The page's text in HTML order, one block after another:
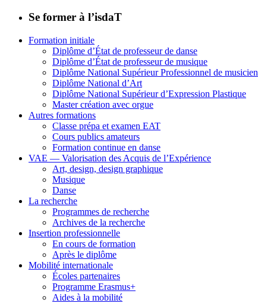
Se former à l’isdaT
Formation initiale
Diplôme d’État de professeur de danse
Diplôme d’État de professeur de musique
Diplôme National Supérieur Professionnel de musicien
Diplôme National d’Art
Diplôme National Supérieur d’Expression Plastique
Master création avec orgue
Autres formations
Classe prépa et examen EAT
Cours publics amateurs
Formation continue en danse
VAE — Valorisation des Acquis de l’Expérience
Art, design, design graphique
Musique
Danse
La recherche
Programmes de recherche
Archives de la recherche
Insertion professionnelle
En cours de formation
Après le diplôme
Mobilité internationale
Écoles partenaires
Programme Erasmus+
Aides à la mobilité